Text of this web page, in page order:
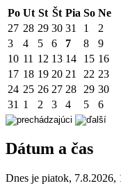
Po Ut St Št Pia So Ne
27 28 29 30 31 1
2
3
4 5 6 7 8
9
10 11 12 13 14 15 16
17 18 19 20 21 22 23
24 25 26 27 28 29 30
31 1 2 3 4 5 6
Dátum a čas
Dnes je piatok, 7.8.2026,